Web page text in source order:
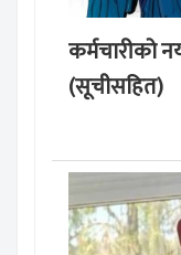
कर्मचारीको
(सूचीसहित)